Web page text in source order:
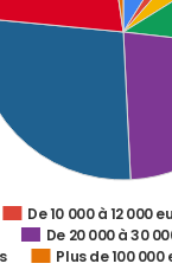
De 10 000 à 12 000
De 20 000 à 30
Plus de 100 000